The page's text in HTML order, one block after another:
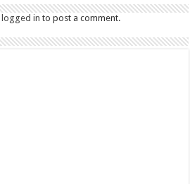
logged in to post a comment.